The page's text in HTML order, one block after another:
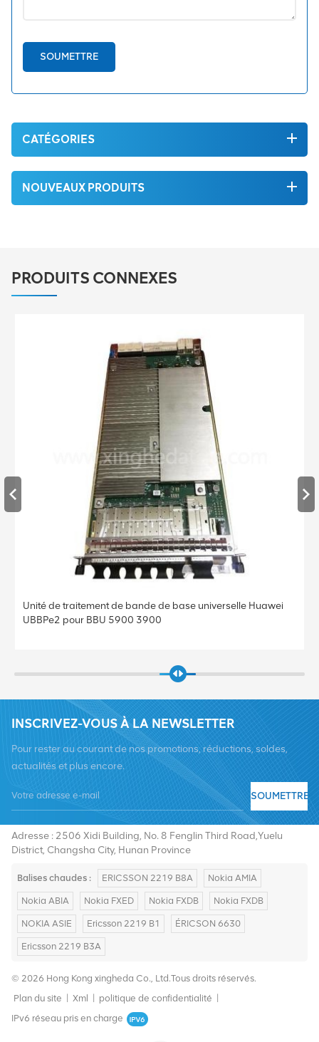
SOUMETTRE
CATÉGORIES
NOUVEAUX PRODUITS
PRODUITS CONNEXES
Unité de traitement de bande de base universelle Huawei
UBBPe2 pour BBU 5900 3900
INSCRIVEZ-VOUS À LA NEWSLETTER
Pour rester au courant de nos promotions, réductions, soldes,
actualités et plus encore.
SOUMETTRE
Tél :+8619376997331
Adresse : 2506 Xidi Building, No. 8 Fenglin Third Road,Yuelu
District, Changsha City, Hunan Province
Balises chaudes : ERICSSON 2219 B8A Nokia AMIA
Nokia ABIA Nokia FXED Nokia FXDB Nokia FXDB
NOKIA ASIE Ericsson 2219 B1 ÉRICSON 6630
Ericsson 2219 B3A
© 2026 Hong Kong xingheda Co., Ltd.Tous droits réservés.
Plan du site
Xml politique de confidentialité
IPv6 réseau pris en charge